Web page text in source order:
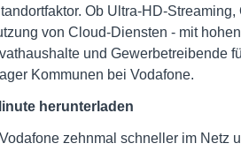
Ob Ultra-HD-Streaming,
von Cloud-Diensten - mit hohen
und Gewerbetreibende
Kommunen bei Vodafone.
herunterladen
zehnmal schneller im Netz